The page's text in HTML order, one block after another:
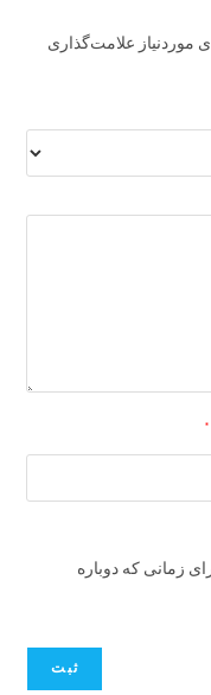
موردنیاز علامت‌گذاری
*
زمانی که دوباره